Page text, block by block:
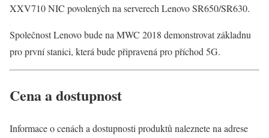
XXV710 NIC povolených na serverech Lenovo SR650/SR630.
Společnost Lenovo bude na MWC 2018 demonstrovat základnu
pro první stanici, která bude připravená pro příchod 5G.
Cena a dostupnost
Informace o cenách a dostupnosti produktů naleznete na adrese